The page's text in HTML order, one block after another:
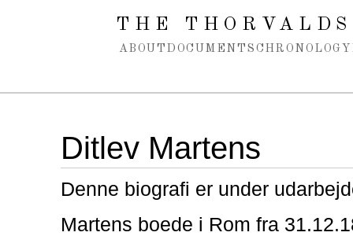
Spring navigation over
THE
ABOUT DOCUMENTS CHRONOLOGY
Ditlev Martens
Denne biografi er under
Martens boede i Rom fra